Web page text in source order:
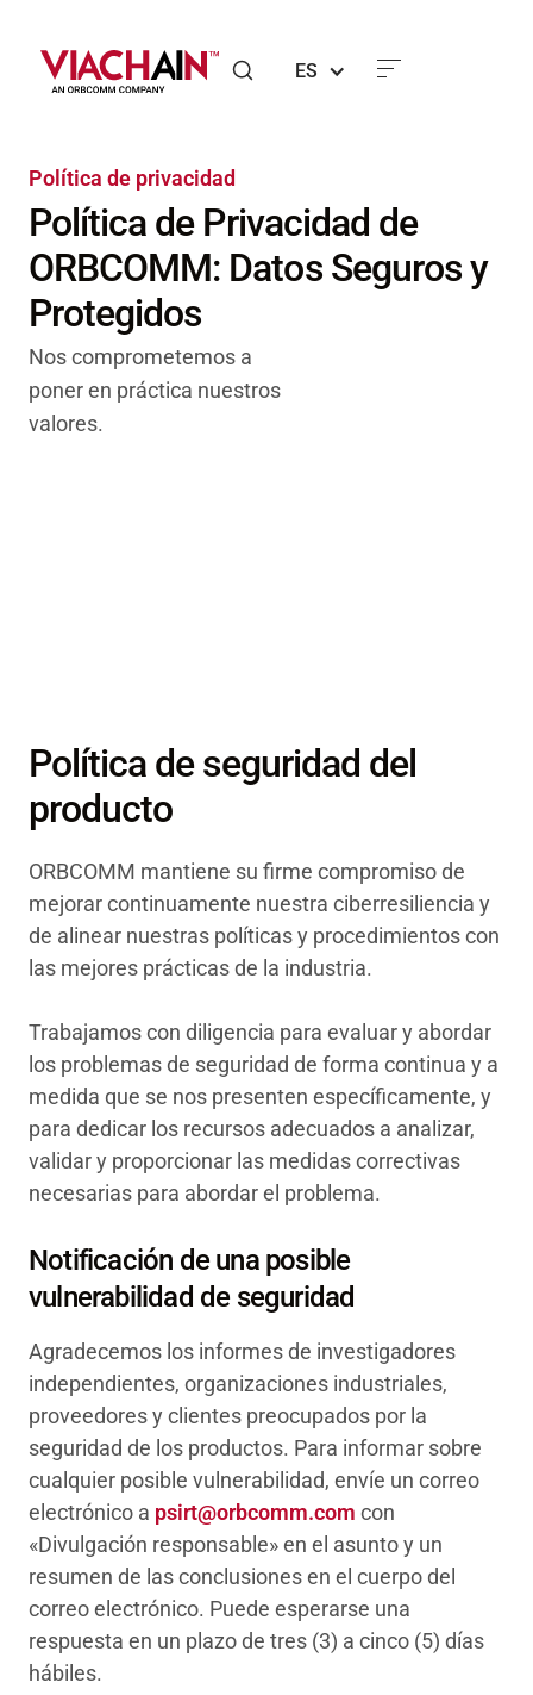
ES
Política de privacidad
Política de Privacidad de
ORBCOMM: Datos Seguros y
Protegidos
Nos comprometemos a
poner en práctica nuestros
valores.
Política de seguridad del
producto
ORBCOMM mantiene su firme compromiso de
mejorar continuamente nuestra ciberresiliencia y
de alinear nuestras políticas y procedimientos con
las mejores prácticas de la industria.
Trabajamos con diligencia para evaluar y abordar
los problemas de seguridad de forma continua y a
medida que se nos presenten específicamente, y
para dedicar los recursos adecuados a analizar,
validar y proporcionar las medidas correctivas
necesarias para abordar el problema.
Notificación de una posible
vulnerabilidad de seguridad
Agradecemos los informes de investigadores
independientes, organizaciones industriales,
proveedores y clientes preocupados por la
seguridad de los productos. Para informar sobre
cualquier posible vulnerabilidad, envíe un correo
electrónico a psirt@orbcomm.com con
«Divulgación responsable» en el asunto y un
resumen de las conclusiones en el cuerpo del
correo electrónico. Puede esperarse una
respuesta en un plazo de tres (3) a cinco (5) días
hábiles.